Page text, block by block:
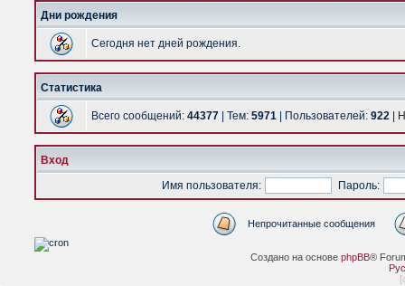
Дни рождения
Сегодня нет дней рождения.
Статистика
Всего сообщений: 44377 | Тем: 5971 | Пользователей: 922 |
Вход
Имя пользователя:
Пароль:
Непрочитанные сообщения
Создано на основе phpBB®
[